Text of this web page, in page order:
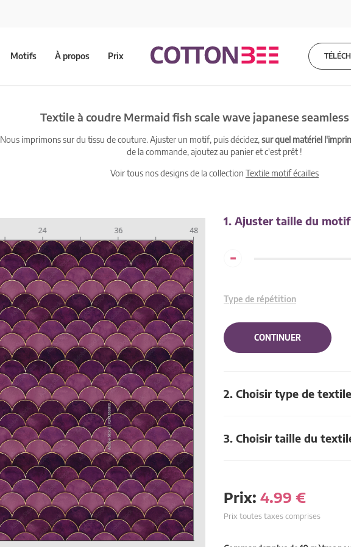
Motifs À propos Prix
Textile à coudre Mermaid fish scale wave japanese
Nous imprimons sur du tissu de couture. Ajuster un motif, puis décidez,sur quel matériel
de la commande, ajoutez au panier et c'est prêt !
Voir tous nos designs de la collection Textile motif écailles
1. Ajuster taille du motif
-
Type de répétition
CONTINUER
2. Choisir type de textile
3. Choisir taille du
Prix: 4.99 €
Prix toutes taxes comprises